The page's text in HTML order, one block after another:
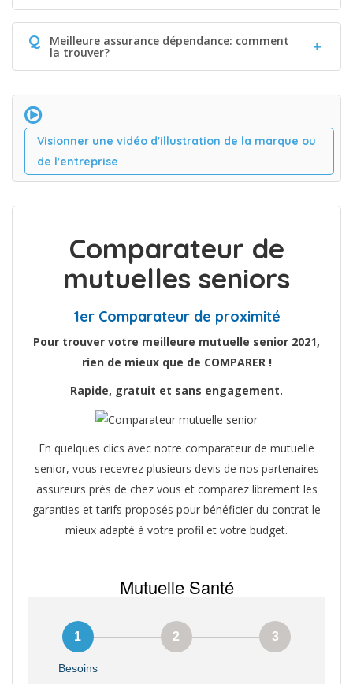
Q Meilleure assurance dépendance: comment
la trouver?
Visionner une vidéo d'illustration de la marque ou
de l'entreprise
Comparateur de
mutuelles seniors
1er Comparateur de proximité
Pour trouver votre meilleure mutuelle senior 2021,
rien de mieux que de COMPARER !
Rapide, gratuit et sans engagement.
En quelques clics avec notre comparateur de mutuelle
senior, vous recevrez plusieurs devis de nos partenaires
assureurs près de chez vous et comparez librement les
garanties et tarifs proposés pour bénéficier du contrat le
mieux adapté à votre profil et votre budget.